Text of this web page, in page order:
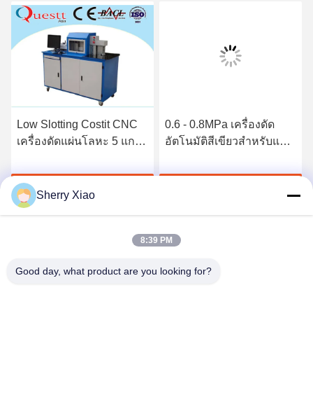
Low Slotting Costit CNC
เครื่องดัดแผ่นโลหะ 5 แกน
เนียม
หา ราคา ที่ ดี ที่สุด
0.6 - 0.8MPa เครื่องดัด
อัตโนมัติสีเขียวสำหรับแผ่น
Sherry Xiao
8:39 PM
Good day, what product are you looking for?